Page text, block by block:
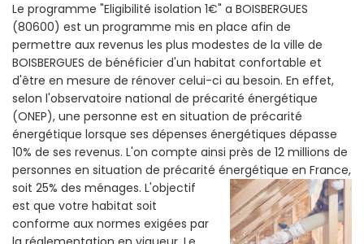
Le programme "Eligibilité isolation 1€" a BOISBERGUES
(80600) est un programme mis en place afin de
permettre aux revenus les plus modestes de la ville de
BOISBERGUES de bénéficier d'un habitat confortable et
d'être en mesure de rénover celui-ci au besoin. En effet,
selon l'observatoire national de précarité énergétique
(ONEP), une personne est en situation de précarité
énergétique lorsque ses dépenses énergétiques dépasse
10% de ses revenus. L'on compte ainsi près de 12 millions de
personnes en situation de précarité énergétique en France,
soit 25% des ménages. L'objectif
est que votre habitat soit
conforme aux normes exigées par